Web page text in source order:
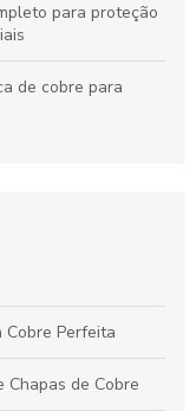
para proteção
de cobre para
Cobre Perfeita
Chapas de Cobre